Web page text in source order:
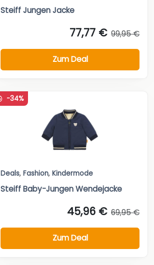
Steiff Jungen Jacke
77,77 € 99,95 €
Zum Deal
-34%
Deals, Fashion, Kindermode
Steiff Baby-Jungen Wendejacke
45,96 € 69,95 €
Zum Deal